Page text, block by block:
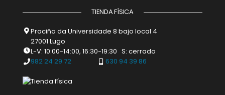
TIENDA FÍSICA
Praciña da Universidade 8 bajo local 4
27001 Lugo
L-V: 10:00-14:00, 16:30-19:30 S: cerrado
982 24 29 72
630 94 39 86